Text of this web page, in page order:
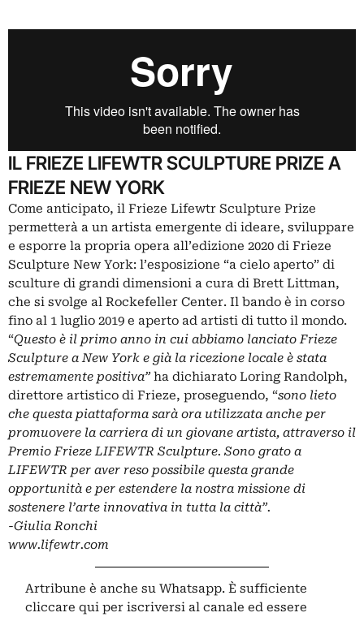
IL FRIEZE LIFEWTR SCULPTURE PRIZE A
FRIEZE NEW YORK
Come anticipato, il Frieze Lifewtr Sculpture Prize
permetterà a un artista emergente di ideare, sviluppare
e esporre la propria opera all’edizione 2020 di Frieze
Sculpture New York: l’esposizione “a cielo aperto” di
sculture di grandi dimensioni a cura di Brett Littman,
che si svolge al Rockefeller Center. Il bando è in corso
fino al 1 luglio 2019 e aperto ad artisti di tutto il mondo.
“Questo è il primo anno in cui abbiamo lanciato Frieze
Sculpture a New York e già la ricezione locale è stata
estremamente positiva” ha dichiarato Loring Randolph,
direttore artistico di Frieze, proseguendo, “sono lieto
che questa piattaforma sarà ora utilizzata anche per
promuovere la carriera di un giovane artista, attraverso il
Premio Frieze LIFEWTR Sculpture. Sono grato a
LIFEWTR per aver reso possibile questa grande
opportunità e per estendere la nostra missione di
sostenere l’arte innovativa in tutta la città”.
-Giulia Ronchi
www.lifewtr.com
Artribune è anche su Whatsapp. È sufficiente
cliccare qui per iscriversi al canale ed essere